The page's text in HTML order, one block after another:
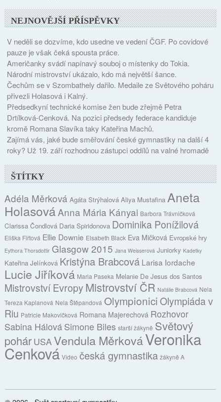
NEJNOVĚJŠÍ PŘÍSPĚVKY
V neděli se dozvíme, kdo usedne ve vedení ČGF. Po covidové
pauze je však čeká spousta práce.
Američanky svádí napínavý souboj o místenky do Tokia.
Národní mistrovství ukázalo, kdo má největší šance.
Čechům se v Szombathely dařilo. Medaile ze Světového poháru
přivezli Holasová i Kalný.
Předsedkyní technické komise žen bude zřejmě Petra
Drtílková-Cenková. Na pozici předsedy federace kandiduje
kromě Romana Slavíka taky Kateřina Machů.
Zajímá vás, jaké bude směřování české gymnastiky na další 4
roky? Už 19. září rozhodnou zástupci oddílů na valné hromadě
ŠTÍTKY
Adéla Měrková Agáta Strýhalová Aliya Mustafina Aneta
HolasováAnna Mária Kányai Barbora Trávničková
Clarissa Čondlová Daria Spiridonova Dominika Ponížilová
Eliška Fiřtová Ellie Downie Elsabeth Black Eva Mičková Evropské hry
Eythora Thorsdottir Glasgow 2015 Jana Weisserová Juniorky Kadetky
Kateřina Jelínková Kristýna Brabcová Larisa Iordache
Lucie Jiříková Maria Paseka Melanie De Jesus dos Santos
Mistrovství Evropy Mistrovství ČR Natálie Brabcová Nela
Tereza Kaplanová Nela Štěpandová OlympioniciOlympiáda v
Riu Patricie Makovičková Romana Majerechová Rozhovor
Sabina HálováSimone Biles starší žákyně Světový
pohárUSAVendula MěrkováVeronika
Cenková Video česká gymnastika žákyně A